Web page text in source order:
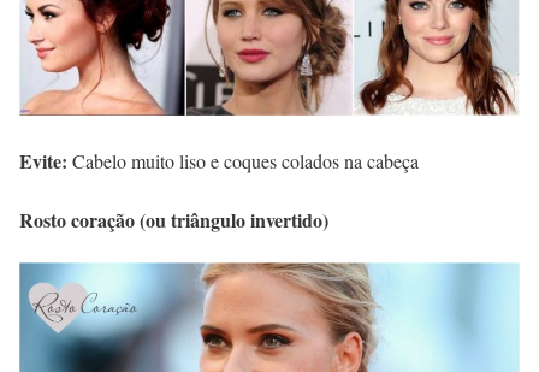
Evite: Cabelo muito liso e coques colados na cabeça
Rosto coração (ou triângulo invertido)